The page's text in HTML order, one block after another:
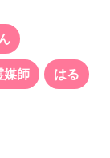
媒師 はる